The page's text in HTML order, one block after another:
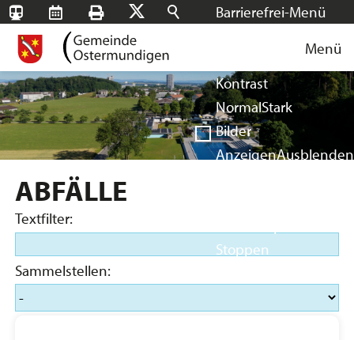
Barrierefrei-Menü
Sehr groß
Kontrast
NormalStark
Bilder
AnzeigenAusblenden
Stoppen
Suchen
SBB-
Tageskarten
RMS Drucken
Facebook
Instagram
Login Menü
ABFÄLLE
Textfilter:
Sammelstellen: